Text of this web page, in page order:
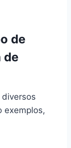
de
de
exemplos,